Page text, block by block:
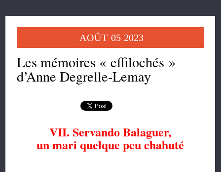
AOÛT 05 2023
Les mémoires « effilochés »
d’Anne Degrelle-Lemay
VII. Servando Balaguer,
un mari quelque peu chahuté